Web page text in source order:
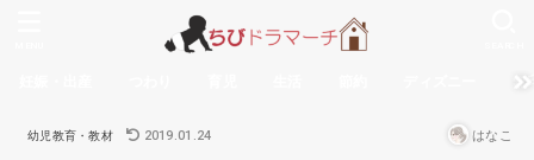
無
幼児教育・教材 2019.01.24 はなこ